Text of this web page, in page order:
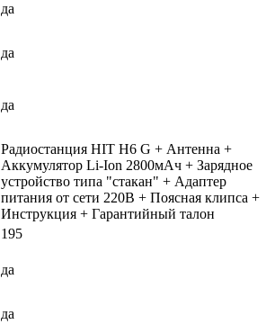
да
да
да
Радиостанция HIT H6 G + Антенна +
Аккумулятор Li-Ion 2800мАч + Зарядное
устройство типа "стакан" + Адаптер
питания от сети 220В + Поясная клипса +
Инструкция + Гарантийный талон
195
да
да